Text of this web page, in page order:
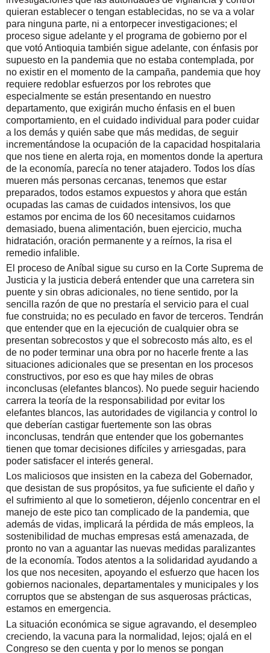
quieran establecer o tengan establecidas, no se va a volar
para ninguna parte, ni a entorpecer investigaciones; el
proceso sigue adelante y el programa de gobierno por el
que votó Antioquia también sigue adelante, con énfasis por
supuesto en la pandemia que no estaba contemplada, por
no existir en el momento de la campaña, pandemia que hoy
requiere redoblar esfuerzos por los rebrotes que
especialmente se están presentando en nuestro
departamento, que exigirán mucho énfasis en el buen
comportamiento, en el cuidado individual para poder cuidar
a los demás y quién sabe que más medidas, de seguir
incrementándose la ocupación de la capacidad hospitalaria
que nos tiene en alerta roja, en momentos donde la apertura
de la economía, parecía no tener atajadero. Todos los días
mueren más personas cercanas, tenemos que estar
preparados, todos estamos expuestos y ahora que están
ocupadas las camas de cuidados intensivos, los que
estamos por encima de los 60 necesitamos cuidarnos
demasiado, buena alimentación, buen ejercicio, mucha
hidratación, oración permanente y a reírnos, la risa el
remedio infalible.
El proceso de Aníbal sigue su curso en la Corte Suprema de
Justicia y la justicia deberá entender que una carretera sin
puente y sin obras adicionales, no tiene sentido, por la
sencilla razón de que no prestaría el servicio para el cual
fue construida; no es peculado en favor de terceros. Tendrán
que entender que en la ejecución de cualquier obra se
presentan sobrecostos y que el sobrecosto más alto, es el
de no poder terminar una obra por no hacerle frente a las
situaciones adicionales que se presentan en los procesos
constructivos, por eso es que hay miles de obras
inconclusas (elefantes blancos). No puede seguir haciendo
carrera la teoría de la responsabilidad por evitar los
elefantes blancos, las autoridades de vigilancia y control lo
que deberían castigar fuertemente son las obras
inconclusas, tendrán que entender que los gobernantes
tienen que tomar decisiones difíciles y arriesgadas, para
poder satisfacer el interés general.
Los maliciosos que insisten en la cabeza del Gobernador,
que desistan de sus propósitos, ya fue suficiente el daño y
el sufrimiento al que lo sometieron, déjenlo concentrar en el
manejo de este pico tan complicado de la pandemia, que
además de vidas, implicará la pérdida de más empleos, la
sostenibilidad de muchas empresas está amenazada, de
pronto no van a aguantar las nuevas medidas paralizantes
de la economía. Todos atentos a la solidaridad ayudando a
los que nos necesiten, apoyando el esfuerzo que hacen los
gobiernos nacionales, departamentales y municipales y los
corruptos que se abstengan de sus asquerosas prácticas,
estamos en emergencia.
La situación económica se sigue agravando, el desempleo
creciendo, la vacuna para la normalidad, lejos; ojalá en el
Congreso se den cuenta y por lo menos se pongan